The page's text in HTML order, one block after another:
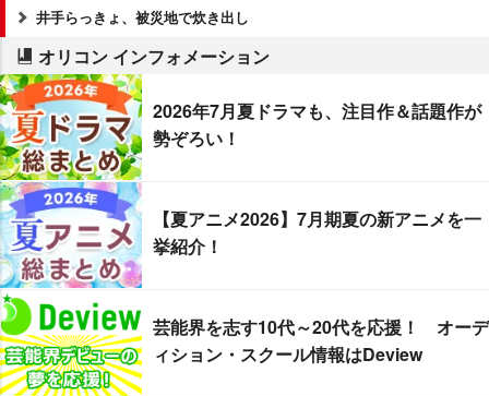
井手らっきょ、被災地で炊き出し
オリコン インフォメーション
2026年7月夏ドラマも、注目作＆話題作が
勢ぞろい！
【夏アニメ2026】7月期夏の新アニメを一
挙紹介！
芸能界を志す10代～20代を応援！ オーデ
ィション・スクール情報はDeview